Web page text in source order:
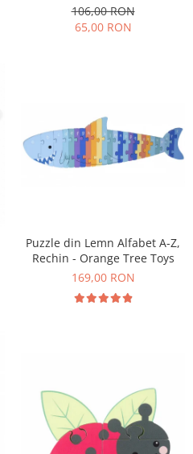
106,00 RON
65,00 RON
Puzzle din Lemn Alfabet A-Z,
Rechin - Orange Tree Toys
169,00 RON